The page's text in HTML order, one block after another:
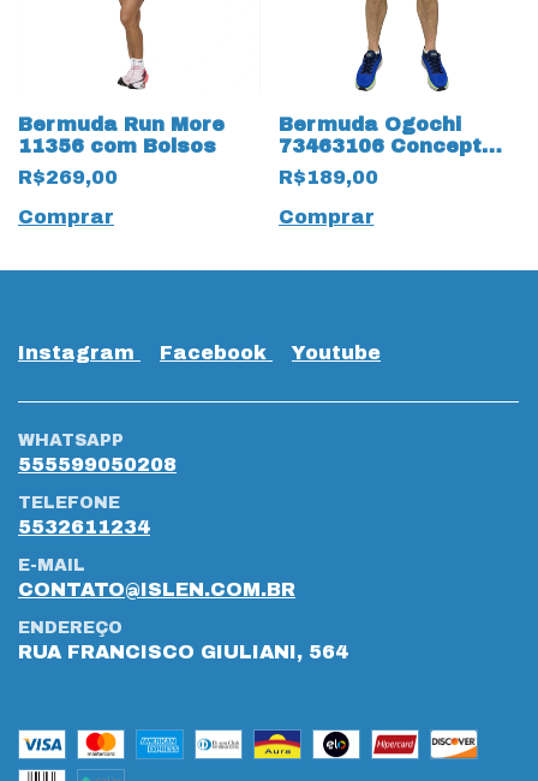
Bermuda Run More
11356 com Bolsos
R$269,00
Comprar
Bermuda Ogochi
73463106 Concept
Moletom Listrado
19157 Cinza
R$189,00
Comprar
Instagram Facebook Youtube
WHATSAPP
555599050208
TELEFONE
5532611234
E-MAIL
CONTATO@ISLEN.COM.BR
ENDEREÇO
RUA FRANCISCO GIULIANI, 564